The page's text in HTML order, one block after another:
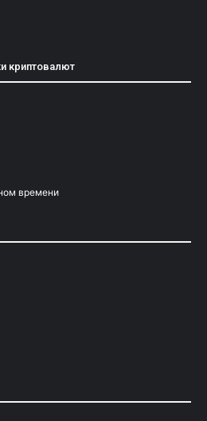
криптовалют
времени